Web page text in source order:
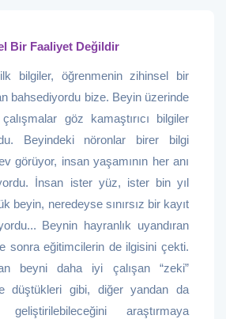
Bir Faaliyet Değildir
bilgiler, öğrenmenin zihinsel bir
bahsediyordu bize. Beyin üzerinde
göz kamaştırıcı bilgiler
Beyindeki nöronlar birer bilgi
görüyor, insan yaşamının her anı
İnsan ister yüz, ister bin yıl
beyin, neredeyse sınırsız bir kayıt
Beynin hayranlık uyandıran
sonra eğitimcilerin de ilgisini çekti.
beyni daha iyi çalışan “zeki”
düştükleri gibi, diğer yandan da
araştırmaya